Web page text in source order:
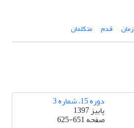
زمان قدم متکلمان
دوره 15، شماره 3
پاییز 1397
صفحه625-651